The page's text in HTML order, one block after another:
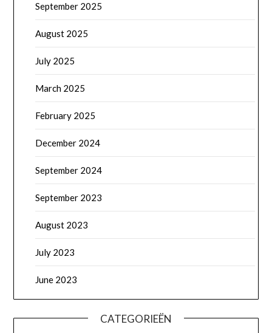
September 2025
August 2025
July 2025
March 2025
February 2025
December 2024
September 2024
September 2023
August 2023
July 2023
June 2023
CATEGORIEËN